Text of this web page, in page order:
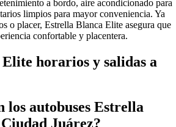
a bordo, aire acondicionado para
limpios para mayor conveniencia. Ya
o placer, Estrella Blanca Elite asegura que
confortable y placentera.
horarios y salidas a
los autobuses Estrella
Juárez?